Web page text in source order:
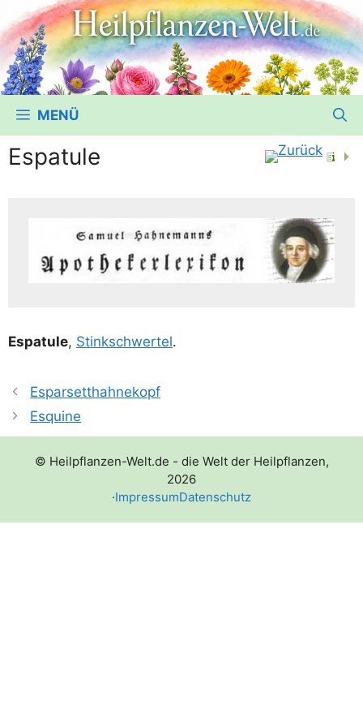
MENÜ
Espatule
Espa­tu­le, Stink­schwer­tel.
Esparsetthahnekopf
Esquine
© Heilpflanzen-Welt.de - die Welt der Heilpflanzen,
2026
·ImpressumDatenschutz